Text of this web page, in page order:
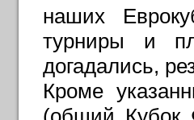
наших
турниры и
догадались,
Кроме